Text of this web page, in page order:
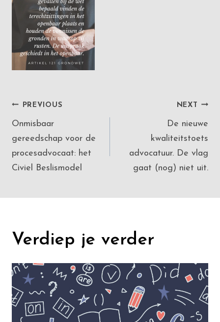
Post
navigation
PREVIOUS
Onmisbaar
gereedschap voor de
procesadvocaat: het
Civiel Beslismodel
NEXT
De nieuwe
kwaliteitstoets
advocatuur. De vlag
gaat (nog) niet uit.
Verdiep je verder